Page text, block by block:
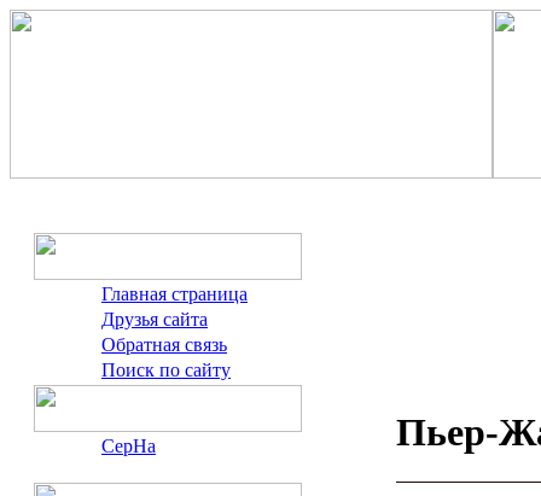
Главная страница
Друзья сайта
Обратная связь
Поиск по сайту
СерНа Пьер-